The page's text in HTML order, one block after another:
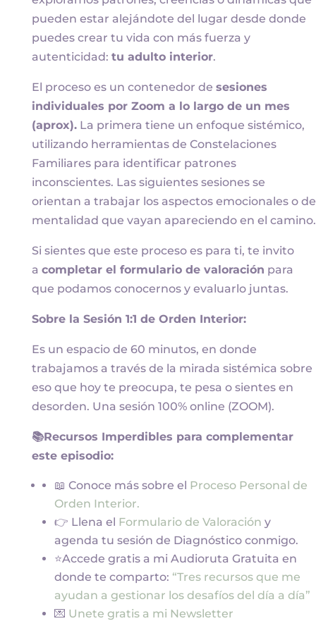
pueden estar alejándote del lugar desde donde
puedes crear tu vida con más fuerza y
autenticidad: tu adulto interior.
El proceso es un contenedor de sesiones
individuales por Zoom a lo largo de un mes
(aprox).La primera tiene un enfoque sistémico,
utilizando herramientas de Constelaciones
Familiares para identificar patrones
inconscientes. Las siguientes sesiones se
orientan a trabajar los aspectos emocionales o de
mentalidad que vayan apareciendo en el camino.
Si sientes que este proceso es para ti, te invito
a completar el formulario de valoración para
que podamos conocernos y evaluarlo juntas.
Sobre la Sesión 1:1 de Orden Interior:
Es un espacio de 60 minutos, en donde
trabajamos a través de la mirada sistémica sobre
eso que hoy te preocupa, te pesa o sientes en
desorden. Una sesión 100% online (ZOOM).
📚Recursos Imperdibles para complementar
este episodio:
📖 Conoce más sobre el Proceso Personal de
Orden Interior.
👉 Llena el Formulario de Valoración y
agenda tu sesión de Diagnóstico conmigo.
⭐Accede gratis a mi Audioruta Gratuita en
donde te comparto: “Tres recursos que me
ayudan a gestionar los desafíos del día a día”
💌 Unete gratis a mi Newsletter